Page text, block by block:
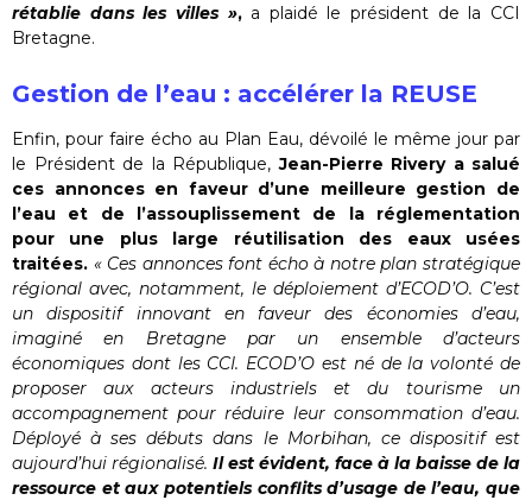
rétablie dans les villes »,a plaidé le président de la CCI
Bretagne.
Gestion de l’eau : accélérer la REUSE
Enfin, pour faire écho au Plan Eau, dévoilé le même jour par
le Président de la République,Jean-Pierre Rivery a salué
ces annonces en faveur d’une meilleure gestion de
l’eau et de l’assouplissement de la réglementation
pour une plus large réutilisation des eaux usées
traitées. « Ces annonces font écho à notre plan stratégique
régional avec, notamment, le déploiement d’ECOD’O. C’est
un dispositif innovant en faveur des économies d’eau,
imaginé en Bretagne par un ensemble d’acteurs
économiques dont les CCI. ECOD’O est né de la volonté de
proposer aux acteurs industriels et du tourisme un
accompagnement pour réduire leur consommation d’eau.
Déployé à ses débuts dans le Morbihan, ce dispositif est
aujourd’hui régionalisé. Il est évident, face à la baisse de la
ressource et aux potentiels conflits d’usage de l’eau, que